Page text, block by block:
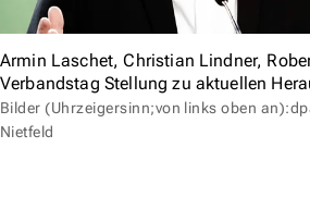
Armin Laschet, Christian Lindner,
Verbandstag Stellung zu aktuellen
Bilder (Uhrzeigersinn;von links oben
Nietfeld